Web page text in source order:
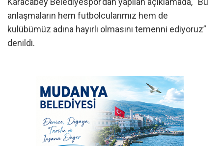
anlaşmaların hem futbolcularımız hem de
kulübümüz adına hayırlı olmasını temenni ediyoruz”
denildi.